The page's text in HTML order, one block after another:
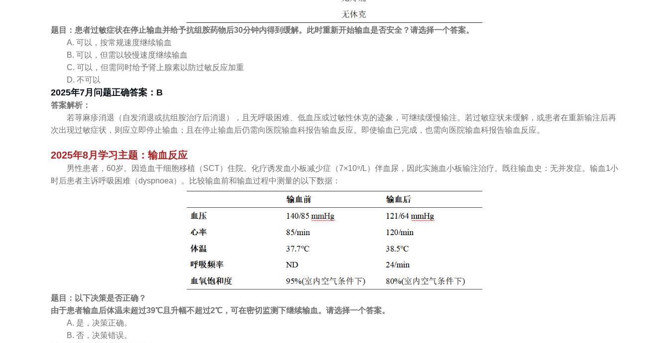
题目：患者过敏症状在停止输血并给予抗组胺药物后30分钟内得到缓解。此时重新开始输血是否安全？请选择一个答案。
A. 可以，按常规速度继续输血
B. 可以，但需以较慢速度继续输血
C. 可以，但需同时给予肾上腺素以防过敏反应加重
D. 不可以
2025年7月问题正确答案：B
答案解析：
若荨麻疹消退（自发消退或抗组胺治疗后消退），且无呼吸困难、低血压或过敏性休克的迹象，可继续缓慢输注。若过敏症状未缓解，或患者在重新输注后再
次出现过敏症状，则应立即停止输血；且在停止输血后仍需向医院输血科报告输血反应。即使输血已完成，也需向医院输血科报告输血反应。
2025年8月学习主题：输血反应
男性患者，60岁。因造血干细胞移植（SCT）住院。化疗诱发血小板减少症（7×10⁹/L）伴血尿，因此实施血小板输注治疗。既往输血史：无并发症。输血1小
时后患者主诉呼吸困难（dyspnoea）。比较输血前和输血过程中测量的以下数据：
题目：以下决策是否正确？
由于患者输血后体温未超过39℃且升幅不超过2℃，可在密切监测下继续输血。请选择一个答案。
A. 是，决策正确。
B. 否，决策错误。